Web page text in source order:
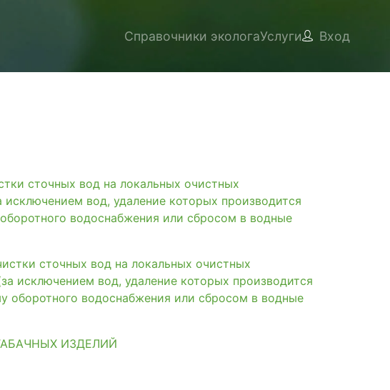
Справочники экологаУслуги Вход
сточных вод на локальных очистных
вод, удаление которых производится
водоснабжения или сбросом в водные
сточных вод на локальных очистных
исключением вод, удаление которых производится
оборотного водоснабжения или сбросом в водные
ИЗДЕЛИЙ